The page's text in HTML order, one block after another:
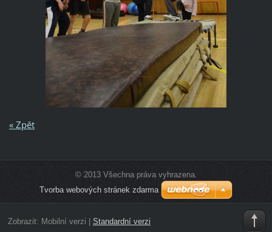
« Zpět
© 2013 Všechna práva vyhrazena.
Tvorba webových stránek zdarma
Zobrazit: Mobilní verzi Standardní verzi